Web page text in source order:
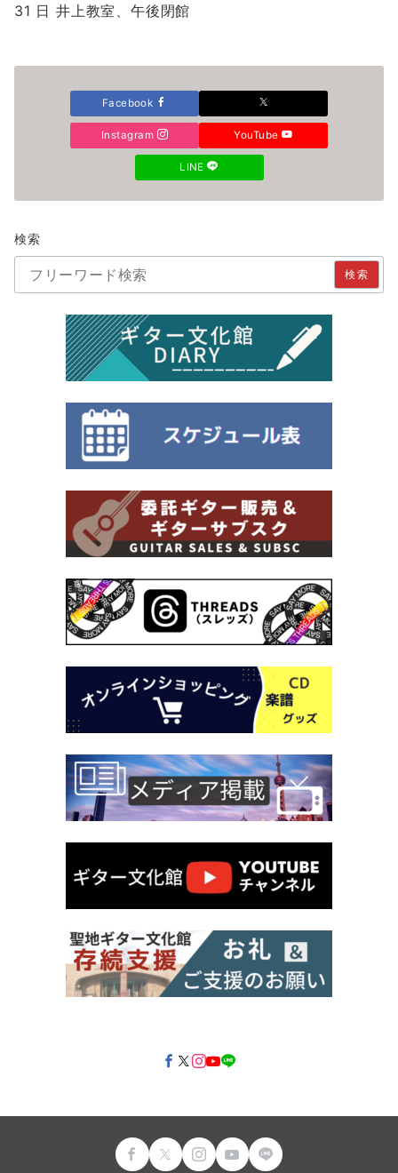
31 日 井上教室、午後閉館
Facebook
Instagram YouTube
LINE
検索
検索